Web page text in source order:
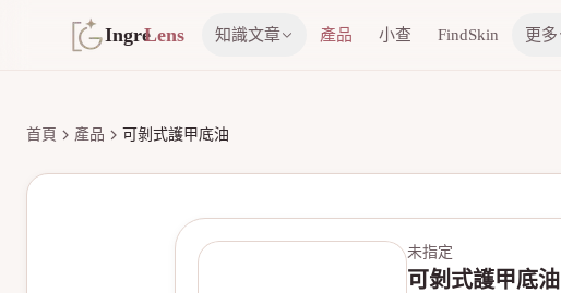
IngreLens 知識文章 產品 小查 FindSkin 更多
首頁 產品 可剝式護甲底油
未指定
可剝式護甲底油